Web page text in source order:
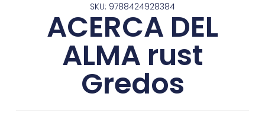
SKU: 9788424928384
ACERCA DEL
ALMA rust
Gredos